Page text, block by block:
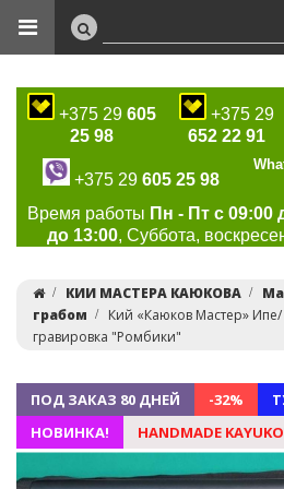
+375 29 605
25 98
+375 29
652 22 91
+375 29 605 25 98
Время работы Пн - Пт с 09:00
до 13:00, Суббота,
КИИ МАСТЕРА КАЮКОВА
грабом
Кий «Каюков Мастер»
гравировка "Ромбики"
ПОД ЗАКАЗ 80 ДНЕЙ -32%
НОВИНКА!
HANDMADE